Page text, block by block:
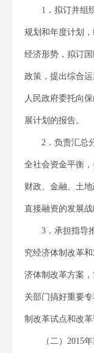
1．拟订并组
规划和年度计划
经济形势，拟订
政策，提出综合
人民政府委托向
展计划的报告。
2．负责汇总
全社会资金平衡
财政、金融、土
直接融资的发展战
3．承担指导
究经济体制改革
济体制改革方案
关部门搞好重要
制改革试点和改革
（二）2015